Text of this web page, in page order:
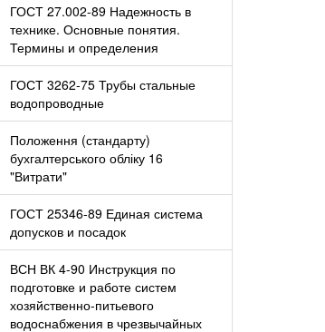
ГОСТ 27.002-89 Надежность в
технике. Основные понятия.
Термины и определения
ГОСТ 3262-75 Трубы стальные
водопроводные
Положення (стандарту)
бухгалтерського обліку 16
"Витрати"
ГОСТ 25346-89 Единая система
допусков и посадок
ВСН ВК 4-90 Инструкция по
подготовке и работе систем
хозяйственно-питьевого
водоснабжения в чрезвычайных